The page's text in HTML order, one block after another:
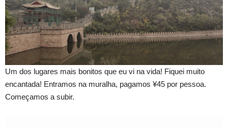
Um dos lugares mais bonitos que eu vi na vida! Fiquei muito
encantada! Entramos na muralha, pagamos ¥45 por pessoa.
Começamos a subir.